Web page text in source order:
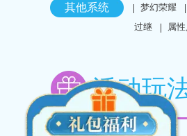
其他系统 梦幻荣耀
过继
属
活动玩